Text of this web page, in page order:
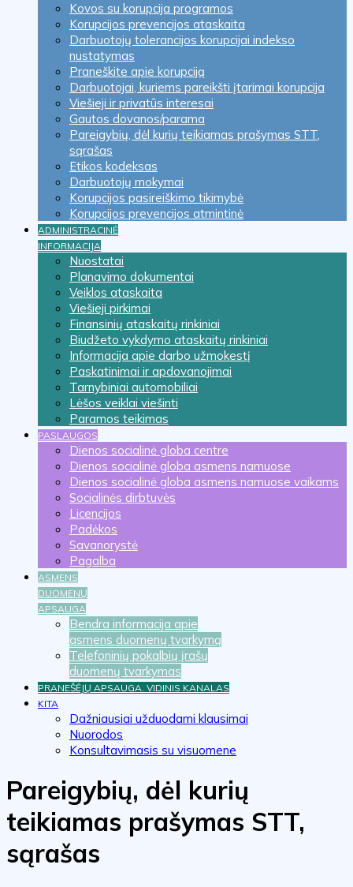
Kovos su korupcija programos
Korupcijos prevencijos ataskaita
Darbuotojų tolerancijos korupcijai indekso
nustatymas
Praneškite apie korupciją
Darbuotojai, kuriems pareikšti įtarimai korupcija
Viešieji ir privatūs interesai
Gautos dovanos/parama
Pareigybių, dėl kurių teikiamas prašymas STT,
sąrašas
Etikos kodeksas
Darbuotojų mokymai
Korupcijos pasireiškimo tikimybė
Korupcijos prevencijos atmintinė
ADMINISTRACINĖ
INFORMACIJA
Nuostatai
Planavimo dokumentai
Veiklos ataskaita
Viešieji pirkimai
Finansinių ataskaitų rinkiniai
Biudžeto vykdymo ataskaitų rinkiniai
Informacija apie darbo užmokestį
Paskatinimai ir apdovanojimai
Tarnybiniai automobiliai
Lėšos veiklai viešinti
Paramos teikimas
PASLAUGOS
Dienos socialinė globa centre
Dienos socialinė globa asmens namuose
Dienos socialinė globa asmens namuose vaikams
Socialinės dirbtuvės
Licencijos
Padėkos
Savanorystė
Pagalba
ASMENS
DUOMENŲ
APSAUGA
Bendra informacija apie
asmens duomenų tvarkymą
Telefoninių pokalbių įrašų
duomenų tvarkymas
PRANEŠĖJŲ APSAUGA. VIDINIS KANALAS
KITA
Dažniausiai užduodami klausimai
Nuorodos
Konsultavimasis su visuomene
Pareigybių, dėl kurių
teikiamas prašymas STT,
sąrašas